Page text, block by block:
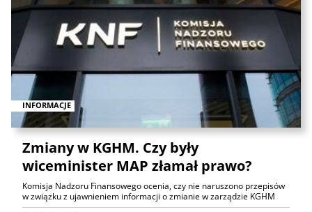
INFORMACJE
Zmiany w KGHM. Czy były
wiceminister MAP złamał prawo?
Komisja Nadzoru Finansowego ocenia, czy nie naruszono przepisów
w związku z ujawnieniem informacji o zmianie w zarządzie KGHM